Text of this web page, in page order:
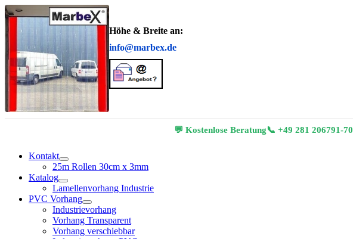
Höhe & Breite an:
info@marbex.de
💬 Kostenlose Beratung📞 +49 281 206791-70
Kontakt
25m Rollen 30cm x 3mm
Katalog
Lamellenvorhang Industrie
PVC Vorhang
Industrievorhang
Vorhang Transparent
Vorhang verschiebbar